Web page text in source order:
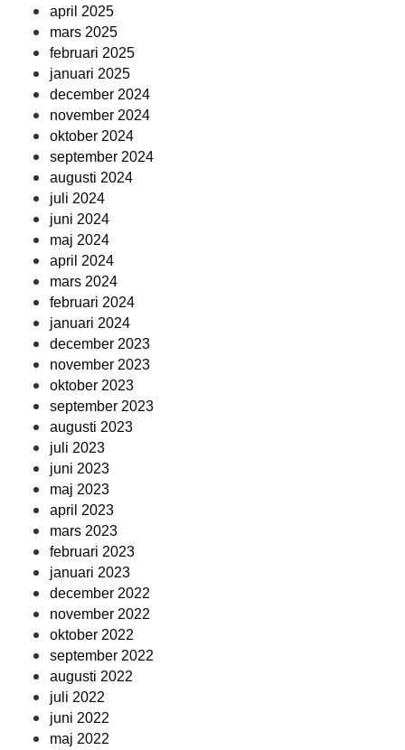
april 2025
mars 2025
februari 2025
januari 2025
december 2024
november 2024
oktober 2024
september 2024
augusti 2024
juli 2024
juni 2024
maj 2024
april 2024
mars 2024
februari 2024
januari 2024
december 2023
november 2023
oktober 2023
september 2023
augusti 2023
juli 2023
juni 2023
maj 2023
april 2023
mars 2023
februari 2023
januari 2023
december 2022
november 2022
oktober 2022
september 2022
augusti 2022
juli 2022
juni 2022
maj 2022